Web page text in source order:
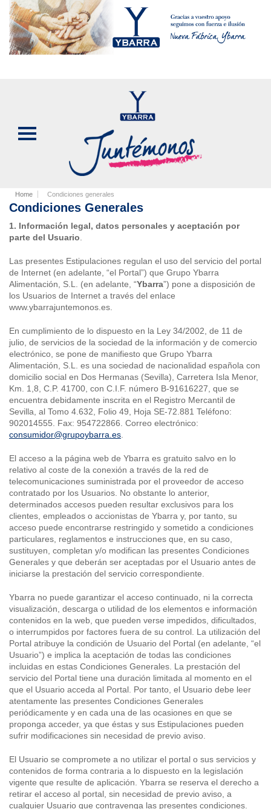
Home Condiciones generales
Condiciones Generales
1. Información legal, datos personales y aceptación por
parte del Usuario.
Las presentes Estipulaciones regulan el uso del servicio del portal
de Internet (en adelante, “el Portal”) que Grupo Ybarra
Alimentación, S.L. (en adelante, “Ybarra”) pone a disposición de
los Usuarios de Internet a través del enlace
www.ybarrajuntemonos.es.
En cumplimiento de lo dispuesto en la Ley 34/2002, de 11 de
julio, de servicios de la sociedad de la información y de comercio
electrónico, se pone de manifiesto que Grupo Ybarra
Alimentación, S.L. es una sociedad de nacionalidad española con
domicilio social en Dos Hermanas (Sevilla), Carretera Isla Menor,
Km. 1,8, C.P. 41700, con C.I.F. número B-91616227, que se
encuentra debidamente inscrita en el Registro Mercantil de
Sevilla, al Tomo 4.632, Folio 49, Hoja SE-72.881 Teléfono:
902014555. Fax: 954722866. Correo electrónico:
consumidor@grupoybarra.es.
El acceso a la página web de Ybarra es gratuito salvo en lo
relativo al coste de la conexión a través de la red de
telecomunicaciones suministrada por el proveedor de acceso
contratado por los Usuarios. No obstante lo anterior,
determinados accesos pueden resultar exclusivos para los
clientes, empleados o accionistas de Ybarra y, por tanto, su
acceso puede encontrarse restringido y sometido a condiciones
particulares, reglamentos e instrucciones que, en su caso,
sustituyen, completan y/o modifican las presentes Condiciones
Generales y que deberán ser aceptadas por el Usuario antes de
iniciarse la prestación del servicio correspondiente.
Ybarra no puede garantizar el acceso continuado, ni la correcta
visualización, descarga o utilidad de los elementos e información
contenidos en la web, que pueden verse impedidos, dificultados,
o interrumpidos por factores fuera de su control. La utilización del
Portal atribuye la condición de Usuario del Portal (en adelante, “el
Usuario”) e implica la aceptación de todas las condiciones
incluidas en estas Condiciones Generales. La prestación del
servicio del Portal tiene una duración limitada al momento en el
que el Usuario acceda al Portal. Por tanto, el Usuario debe leer
atentamente las presentes Condiciones Generales
periódicamente y en cada una de las ocasiones en que se
proponga acceder, ya que éstas y sus Estipulaciones pueden
sufrir modificaciones sin necesidad de previo aviso.
El Usuario se compromete a no utilizar el portal o sus servicios y
contenidos de forma contraria a lo dispuesto en la legislación
vigente que resulte de aplicación. Ybarra se reserva el derecho a
retirar el acceso al portal, sin necesidad de previo aviso, a
cualquier Usuario que contravenga las presentes condiciones.